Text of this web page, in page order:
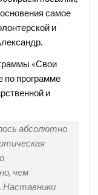
самое
и
«Свои
по программе
и
абсолютно
чем
Наставники